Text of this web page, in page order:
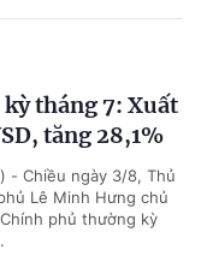
tháng 7: Xuất
tăng 28,1%
- Chiều ngày 3/8, Thủ
Lê Minh Hưng chủ
phủ thường kỳ